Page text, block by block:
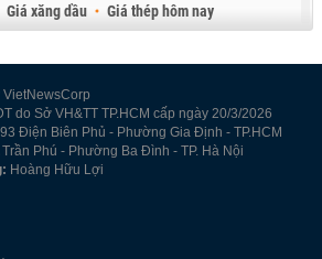
Giá xăng dầu
Giá thép hôm nay
do Sở VH&TT TP.HCM cấp ngày 20/3/2026
Điện Biên Phủ - Phường Gia Định - TP.HCM
Phú - Phường Ba Đình - TP. Hà Nội
Hoàng Hữu Lợi